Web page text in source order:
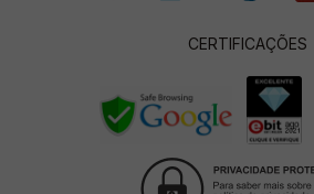
CERTIFICAÇÕES